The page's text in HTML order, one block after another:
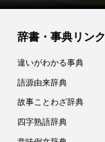
辞書・事典リンク
違いがわかる事典
語源由来辞典
故事ことわざ辞典
四字熟語辞典